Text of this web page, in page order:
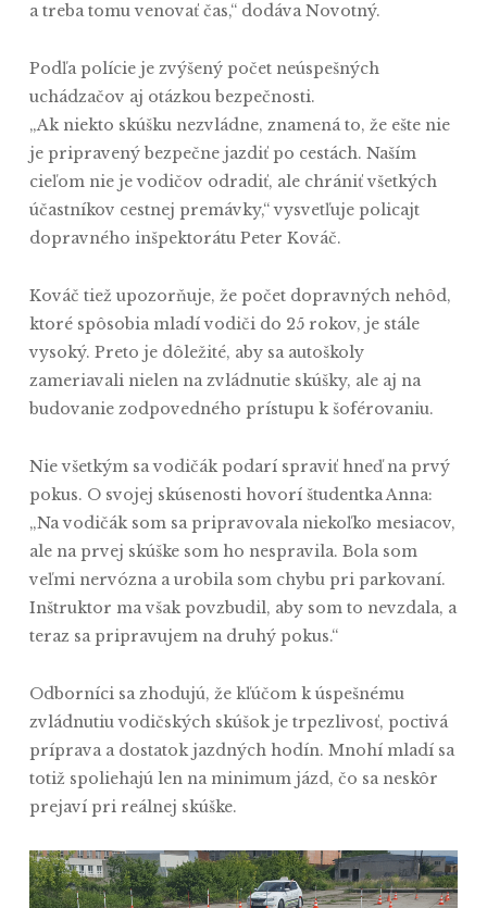
a treba tomu venovať čas,“ dodáva Novotný.
Podľa polície je zvýšený počet neúspešných
uchádzačov aj otázkou bezpečnosti.
„Ak niekto skúšku nezvládne, znamená to, že ešte nie
je pripravený bezpečne jazdiť po cestách. Naším
cieľom nie je vodičov odradiť, ale chrániť všetkých
účastníkov cestnej premávky,“ vysvetľuje policajt
dopravného inšpektorátu Peter Kováč.
Kováč tiež upozorňuje, že počet dopravných nehôd,
ktoré spôsobia mladí vodiči do 25 rokov, je stále
vysoký. Preto je dôležité, aby sa autoškoly
zameriavali nielen na zvládnutie skúšky, ale aj na
budovanie zodpovedného prístupu k šoférovaniu.
Nie všetkým sa vodičák podarí spraviť hneď na prvý
pokus. O svojej skúsenosti hovorí študentka Anna:
„Na vodičák som sa pripravovala niekoľko mesiacov,
ale na prvej skúške som ho nespravila. Bola som
veľmi nervózna a urobila som chybu pri parkovaní.
Inštruktor ma však povzbudil, aby som to nevzdala, a
teraz sa pripravujem na druhý pokus.“
Odborníci sa zhodujú, že kľúčom k úspešnému
zvládnutiu vodičských skúšok je trpezlivosť, poctivá
príprava a dostatok jazdných hodín. Mnohí mladí sa
totiž spoliehajú len na minimum jázd, čo sa neskôr
prejaví pri reálnej skúške.